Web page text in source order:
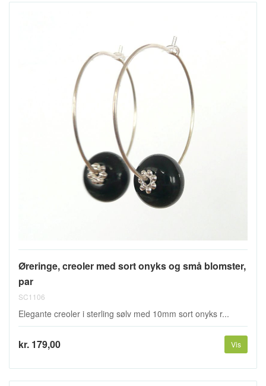
Øreringe, creoler med sort onyks og små blomster,
par
SC1106
Elegante creoler i sterling sølv med 10mm sort onyks r...
kr. 179,00 Vis